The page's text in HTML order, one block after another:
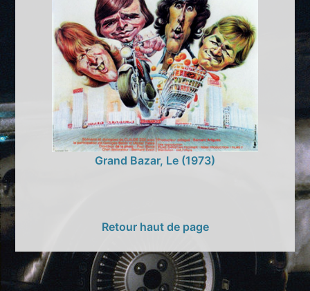
Grand Bazar, Le (1973)
Retour haut de page